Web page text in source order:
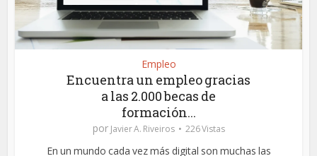
Empleo
Encuentra un empleo gracias
a las 2.000 becas de
formación...
por Javier A. Riveiros 226 Vistas
En un mundo cada vez más digital son muchas las